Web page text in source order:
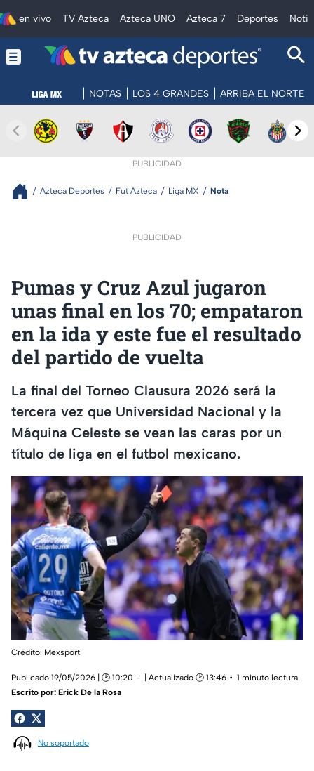
en vivo TV Azteca Azteca UNO Azteca 7 Deportes
NOTAS LOS 4 GRANDES ARRIBA EL NORTE
PUBLICIDAD
Azteca Deportes Fut Azteca Liga MX Nota
PUBLICIDAD
Pumas y Cruz Azul jugaron
unas final en los 70; empataron
en la ida y este fue el resultado
del partido de vuelta
La final del Torneo Clausura 2026 será la
tercera vez que Universidad Nacional y la
Máquina Celeste se vean las caras por un
título de liga en el futbol mexicano.
Crédito: Mexsport
Publicado 19/05/2026 | 🕑 10:20 | Actualizado 🕑 13:46
1 minuto lectura
Escrito por: Erick De la Rosa
No soportado